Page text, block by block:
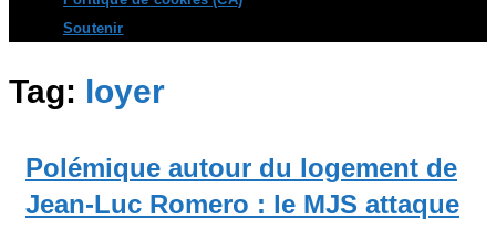
Soutenir
Tag: loyer
Polémique autour du logement de
Jean-Luc Romero : le MJS attaque